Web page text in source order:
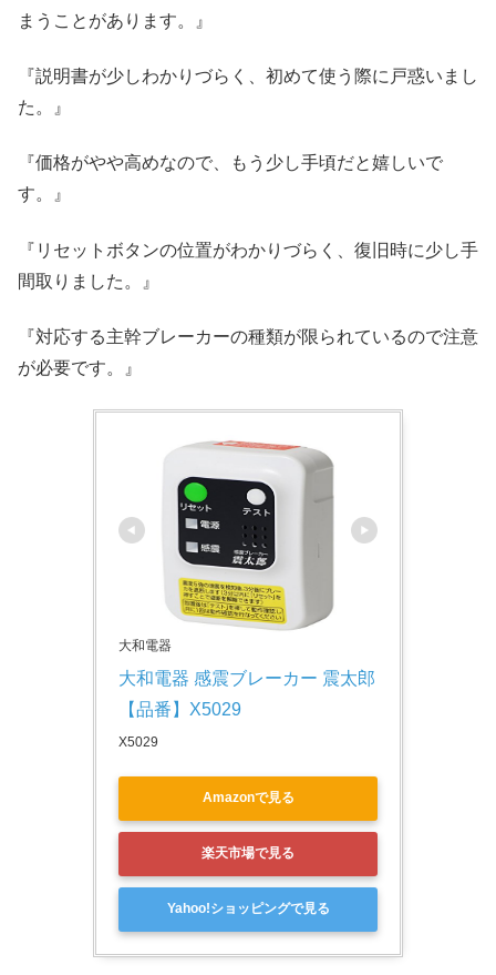
まうことがあります。』
『説明書が少しわかりづらく、初めて使う際に戸惑いまし
た。』
『価格がやや高めなので、もう少し手頃だと嬉しいで
す。』
『リセットボタンの位置がわかりづらく、復旧時に少し手
間取りました。』
『対応する主幹ブレーカーの種類が限られているので注意
が必要です。』
大和電器
大和電器 感震ブレーカー 震太郎
【品番】X5029
X5029
Amazonで見る
楽天市場で見る
Yahoo!ショッピングで見る